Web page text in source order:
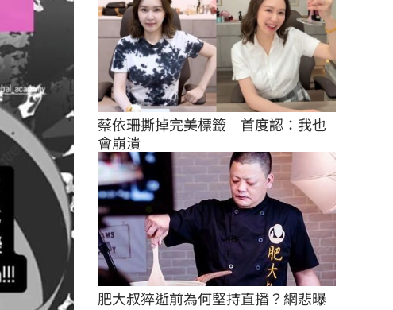
蔡依珊撕掉完美標籤　首度認：我也
會崩潰
肥大叔猝逝前為何堅持直播？網悲曝